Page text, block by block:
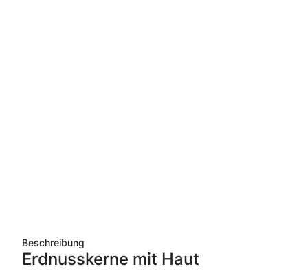
Beschreibung
Erdnusskerne mit Haut